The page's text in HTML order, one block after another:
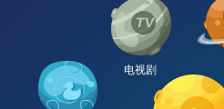
电视剧